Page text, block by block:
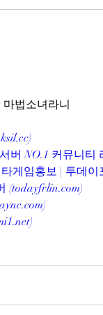
법소녀라니
)
버 NO.1 커뮤니티
게임홍보 | 투데
(todayfrlin.com)
)
)